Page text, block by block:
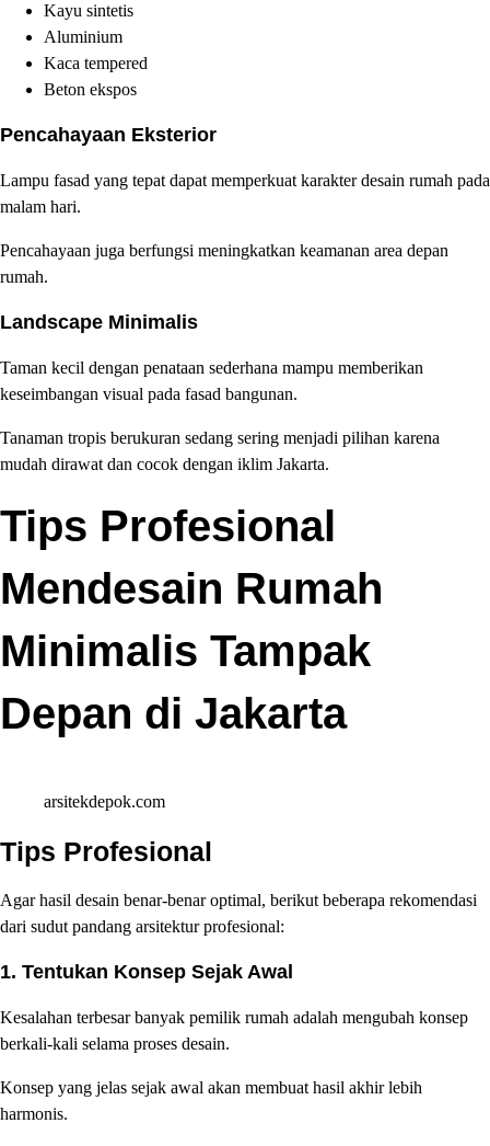
Kayu sintetis
Aluminium
Kaca tempered
Beton ekspos
Pencahayaan Eksterior
Lampu fasad yang tepat dapat memperkuat karakter desain rumah pada
malam hari.
Pencahayaan juga berfungsi meningkatkan keamanan area depan
rumah.
Landscape Minimalis
Taman kecil dengan penataan sederhana mampu memberikan
keseimbangan visual pada fasad bangunan.
Tanaman tropis berukuran sedang sering menjadi pilihan karena
mudah dirawat dan cocok dengan iklim Jakarta.
Tips Profesional
Mendesain Rumah
Minimalis Tampak
Depan di Jakarta
arsitekdepok.com
Tips Profesional
Agar hasil desain benar-benar optimal, berikut beberapa rekomendasi
dari sudut pandang arsitektur profesional:
1. Tentukan Konsep Sejak Awal
Kesalahan terbesar banyak pemilik rumah adalah mengubah konsep
berkali-kali selama proses desain.
Konsep yang jelas sejak awal akan membuat hasil akhir lebih
harmonis.